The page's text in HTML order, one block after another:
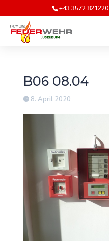
+43 3572 821220
B06 08.04
8. April 2020